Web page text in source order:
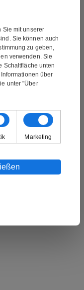
Kunden
Sie mit unserer
Sie können auch
zu geben,
verwenden. Sie
Schaltfläche unten
über
unter "Über
Marketing